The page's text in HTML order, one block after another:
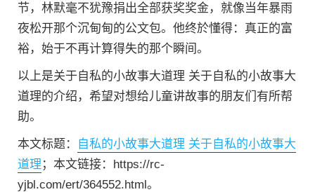
节，林默毫不犹豫捐出全部获奖奖金，就像当年暴雨
夜松开那个沉甸甸的公文包。他终於懂得：真正的富
裕，始于不再计算得失的那个瞬间。
以上是关于自私的小故事大道理 关于自私的小故事大
道理的介绍，希望对想给儿童讲故事的朋友们有所帮
助。
本文标题：
自私的小故事大道理 关于自私的小故事大
道理 ；本文链接：https://rc-
yjbl.com/ert/364552.html。